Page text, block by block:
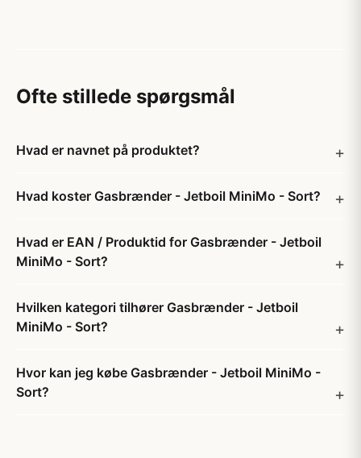
Ofte stillede spørgsmål
Hvad er navnet på produktet?
Hvad koster Gasbrænder - Jetboil MiniMo - Sort?
Hvad er EAN / Produktid for Gasbrænder - Jetboil
MiniMo - Sort?
Hvilken kategori tilhører Gasbrænder - Jetboil
MiniMo - Sort?
Hvor kan jeg købe Gasbrænder - Jetboil MiniMo -
Sort?